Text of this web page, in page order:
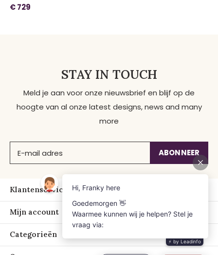
€ 729
STAY IN TOUCH
Meld je aan voor onze nieuwsbrief en blijf op de
hoogte van al onze latest designs, news and many
more
ABONNEER
Klantenservice
Mijn account
Categorieën